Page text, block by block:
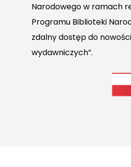
Narodowego w ramach
Programu Biblioteki
zdalny dostęp do nowości
wydawniczych”.
do